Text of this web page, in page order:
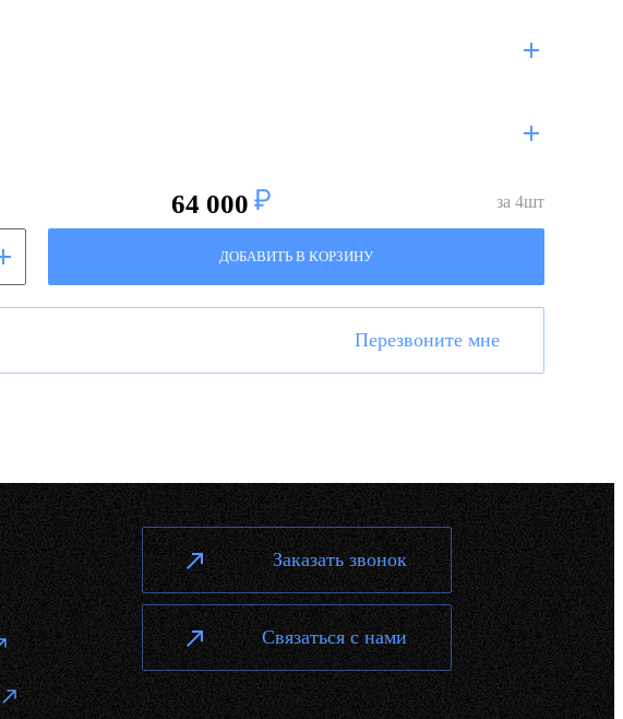
64 000 за 4шт
ДОБАВИТЬ В КОРЗИНУ
Перезвоните мне
Заказать звонок
Связаться с нами